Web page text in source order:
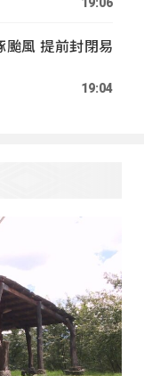
19:06
颱風 提前封閉易
19:04